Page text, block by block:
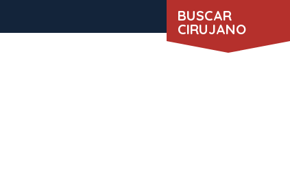
BUSCAR
CIRUJANO